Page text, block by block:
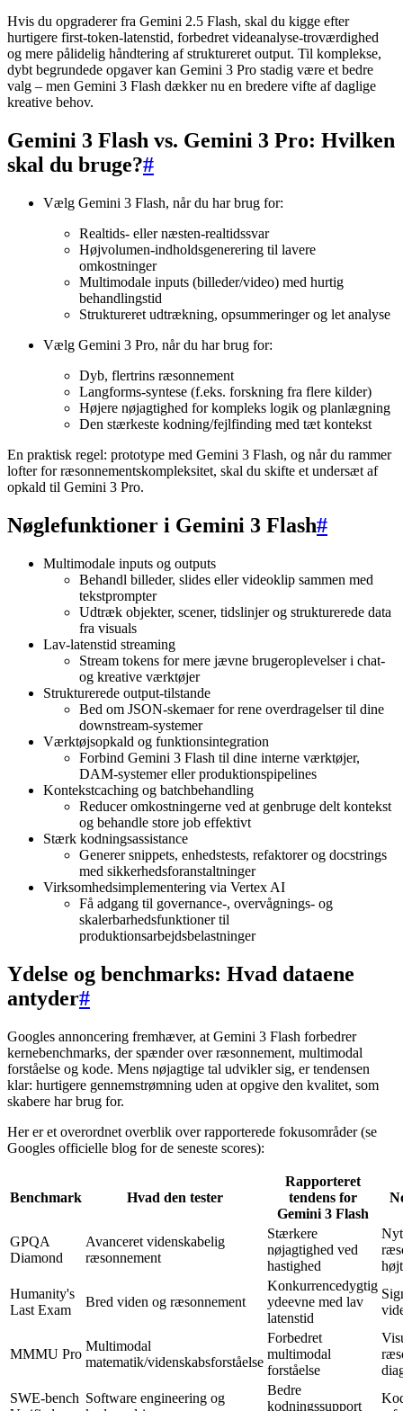
Hvis du opgraderer fra Gemini 2.5 Flash, skal du kigge efter
hurtigere first-token-latenstid, forbedret videanalyse-troværdighed
og mere pålidelig håndtering af struktureret output. Til komplekse,
dybt begrundede opgaver kan Gemini 3 Pro stadig være et bedre
valg – men Gemini 3 Flash dækker nu en bredere vifte af daglige
kreative behov.
Gemini 3 Flash vs. Gemini 3 Pro: Hvilken
skal du bruge?#
Vælg Gemini 3 Flash, når du har brug for:
Realtids- eller næsten-realtidssvar
Højvolumen-indholdsgenerering til lavere
omkostninger
Multimodale inputs (billeder/video) med hurtig
behandlingstid
Struktureret udtrækning, opsummeringer og let analyse
Vælg Gemini 3 Pro, når du har brug for:
Dyb, flertrins ræsonnement
Langforms-syntese (f.eks. forskning fra flere kilder)
Højere nøjagtighed for kompleks logik og planlægning
Den stærkeste kodning/fejlfinding med tæt kontekst
En praktisk regel: prototype med Gemini 3 Flash, og når du rammer
lofter for ræsonnementskompleksitet, skal du skifte et undersæt af
opkald til Gemini 3 Pro.
Nøglefunktioner i Gemini 3 Flash#
Multimodale inputs og outputs
Behandl billeder, slides eller videoklip sammen med
tekstprompter
Udtræk objekter, scener, tidslinjer og strukturerede data
fra visuals
Lav-latenstid streaming
Stream tokens for mere jævne brugeroplevelser i chat-
og kreative værktøjer
Strukturerede output-tilstande
Bed om JSON-skemaer for rene overdragelser til dine
downstream-systemer
Værktøjsopkald og funktionsintegration
Forbind Gemini 3 Flash til dine interne værktøjer,
DAM-systemer eller produktionspipelines
Kontekstcaching og batchbehandling
Reducer omkostningerne ved at genbruge delt kontekst
og behandle store job effektivt
Stærk kodningsassistance
Generer snippets, enhedstests, refaktorer og docstrings
med sikkerhedsforanstaltninger
Virksomhedsimplementering via Vertex AI
Få adgang til governance-, overvågnings- og
skalerbarhedsfunktioner til
produktionsarbejdsbelastninger
Ydelse og benchmarks: Hvad dataene
antyder#
Googles annoncering fremhæver, at Gemini 3 Flash forbedrer
kernebenchmarks, der spænder over ræsonnement, multimodal
forståelse og kode. Mens nøjagtige tal udvikler sig, er tendensen
klar: hurtigere gennemstrømning uden at opgive den kvalitet, som
skabere har brug for.
Her er et overordnet overblik over rapporterede fokusområder (se
Googles officielle blog for de seneste scores):
Benchmark Hvad den tester
Rapporteret
tendens for
Gemini 3 Flash
GPQA
Diamond
Avanceret videnskabelig
ræsonnement
Stærkere
nøjagtighed ved
hastighed
Humanity's
Last Exam
Bred viden og ræsonnement
Konkurrencedygtig
ydeevne med lav
latenstid
MMMU Pro
Multimodal
matematik/videnskabsforståelse
Forbedret
multimodal
forståelse
SWE-bench Software engineering og
Bedre
kodningssupport